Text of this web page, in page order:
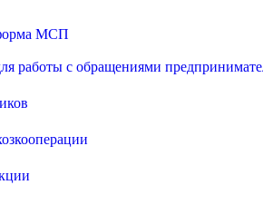
МСП
работы с обращениями